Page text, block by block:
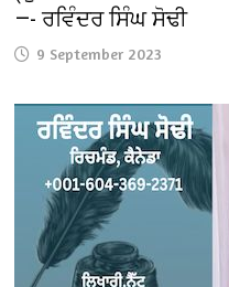
—- ਰਵਿੰਦਰ ਸਿੰਘ ਸੋਢੀ
9 September 2023